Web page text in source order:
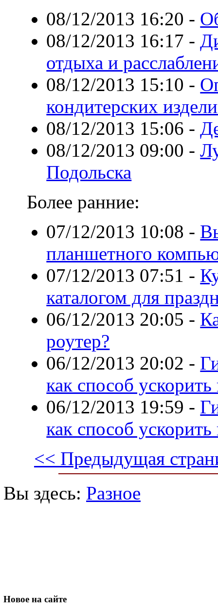
08/12/2013 16:20 -
08/12/2013 16:17 -
отдыха и
08/12/2013 15:10 -
кондитерских
08/12/2013 15:06 -
08/12/2013 09:00 -
Подольска
Более ранние:
07/12/2013 10:08 -
планшетного
07/12/2013 07:51 -
каталогом для
06/12/2013 20:05 -
роутер?
06/12/2013 20:02 -
как способ
06/12/2013 19:59 -
как способ
<< Предыдущая
Вы здесь: Разное
Новое на сайте